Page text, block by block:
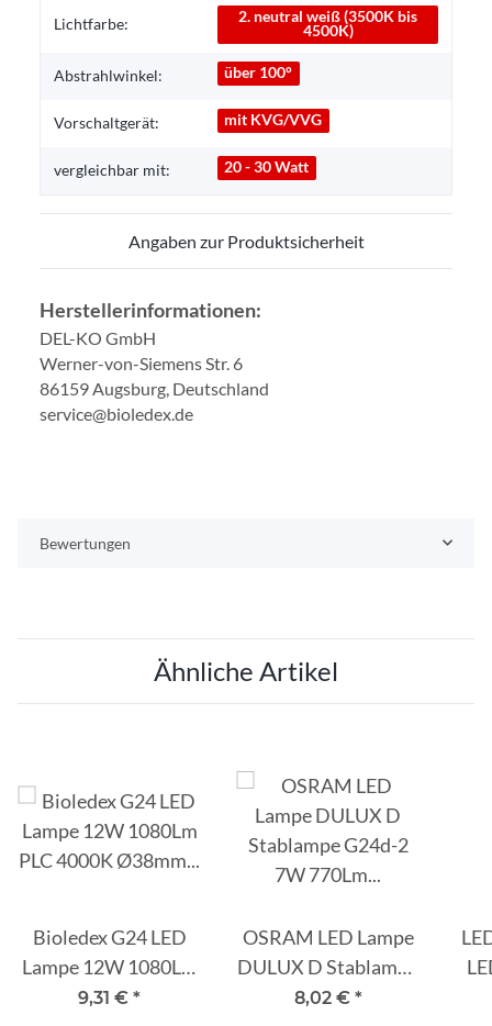
Lichtfarbe:
2. neutral weiß (3500K bis
4500K)
Abstrahlwinkel: über 100°
Vorschaltgerät: mit KVG/VVG
vergleichbar mit: 20 - 30 Watt
Angaben zur Produktsicherheit
Herstellerinformationen:
DEL-KO GmbH
Werner-von-Siemens Str. 6
86159 Augsburg, Deutschland
service@bioledex.de
Bewertungen
Ähnliche Artikel
Bioledex G24 LED
Lampe 12W 1080Lm
PLC 4000K Ø38mm
9,31 € *
OSRAM LED Lampe
DULUX D Stablampe
G24d-2 7W 770Lm
8,02 € *